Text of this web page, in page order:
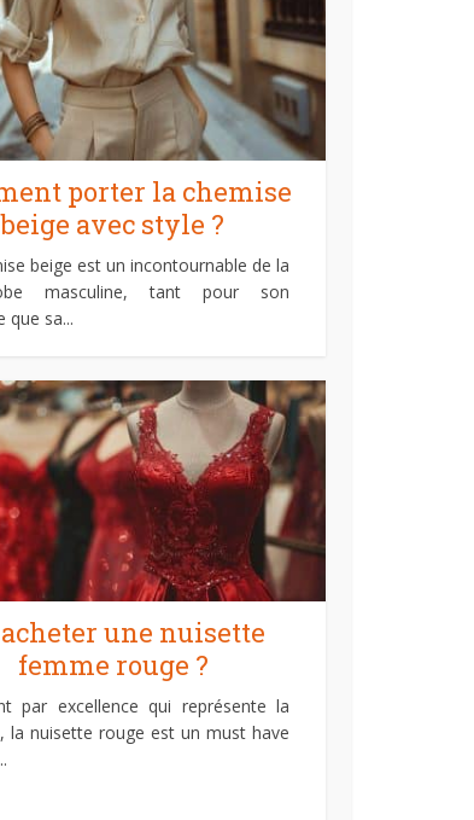
porter la chemise
beige avec style ?
beige est un incontournable de la
masculine, tant pour son
que sa...
acheter une nuisette
femme rouge ?
par excellence qui représente la
la nuisette rouge est un must have